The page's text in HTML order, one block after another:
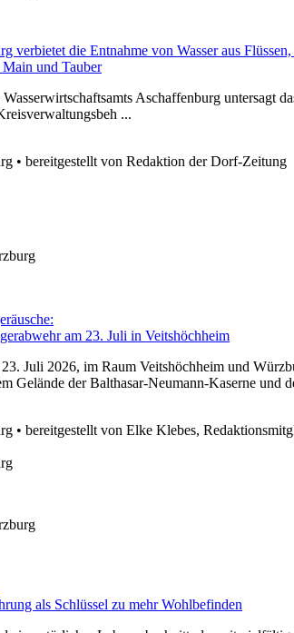
verbietet die Entnahme von Wasser aus
und Tauber
Aschaffenburg untersagt
...
• bereitgestellt von Redaktion der Dorf-Zeitung
am 23. Juli in Veitshöchheim
Juli 2026, im Raum Veitshöchheim und
Gelände der Balthasar-Neumann-Kaserne und
• bereitgestellt von Elke Klebes,
als Schlüssel zu mehr Wohlbefinden